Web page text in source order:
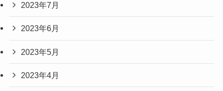
2023年7月
2023年6月
2023年5月
2023年4月